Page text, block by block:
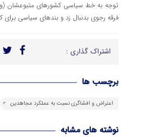
اشتراک گذاری :
برچسب ها
اعتراض و افشاگری نسبت به عملکرد مجاهدین
نوشته های مشابه